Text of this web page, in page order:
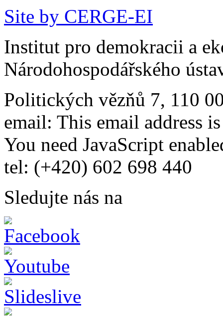
Site by CERGE-EI
Institut pro demokracii a
Národohospodářského
Politických vězňů 7, 110
email: This email address
You need JavaScript
tel: (+420) 602 698 440
Sledujte nás na